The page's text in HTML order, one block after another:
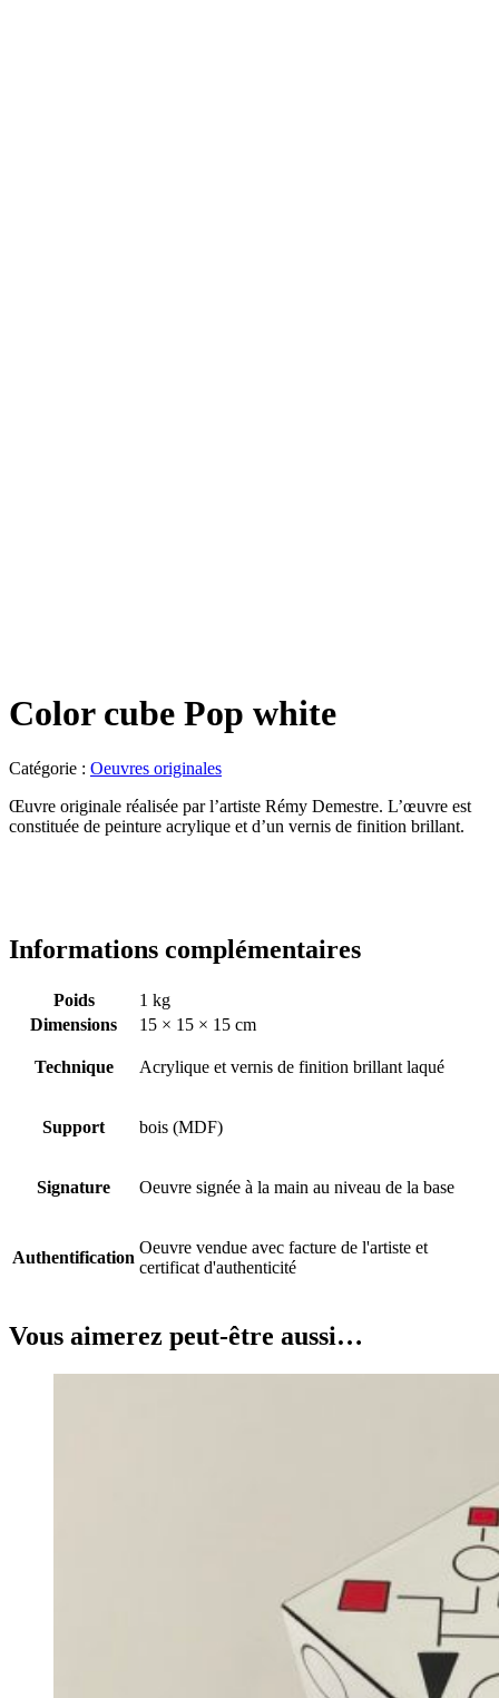
Color cube Pop white
Catégorie : Oeuvres originales
Œuvre originale réalisée par l’artiste Rémy Demestre. L’œuvre est
constituée de peinture acrylique et d’un vernis de finition brillant.
Informations complémentaires
Poids
1 kg
Dimensions
15 × 15 × 15 cm
Technique Acrylique et vernis de finition brillant laqué
Support bois (MDF)
Signature Oeuvre signée à la main au niveau de la base
Authentification
Oeuvre vendue avec facture de l'artiste et
certificat d'authenticité
Vous aimerez peut-être aussi…